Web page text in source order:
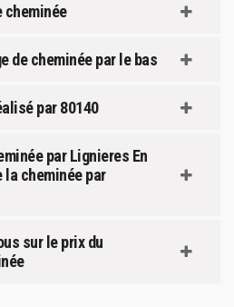
cheminée
de cheminée par le bas
par 80140
par Lignieres En
la cheminée par
sur le prix du